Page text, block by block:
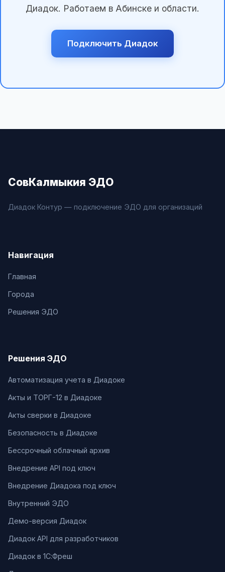
Диадок. Работаем в Абинске и области.
Подключить Диадок
СовКалмыкия ЭДО
Диадок Контур — подключение ЭДО для организаций
Навигация
Главная
Города
Решения ЭДО
Решения ЭДО
Автоматизация учета в Диадоке
Акты и ТОРГ-12 в Диадоке
Акты сверки в Диадоке
Безопасность в Диадоке
Бессрочный облачный архив
Внедрение API под ключ
Внедрение Диадока под ключ
Внутренний ЭДО
Демо-версия Диадок
Диадок API для разработчиков
Диадок в 1С:Фреш